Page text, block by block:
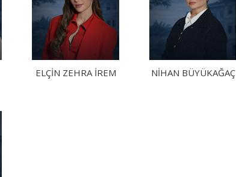
ELÇİN ZEHRA İREM NİHAN BÜYÜKAĞAÇ